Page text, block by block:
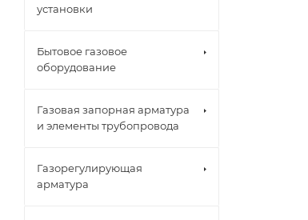
установки
Бытовое газовое
оборудование
Газовая запорная арматура
и элементы трубопровода
Газорегулирующая
арматура